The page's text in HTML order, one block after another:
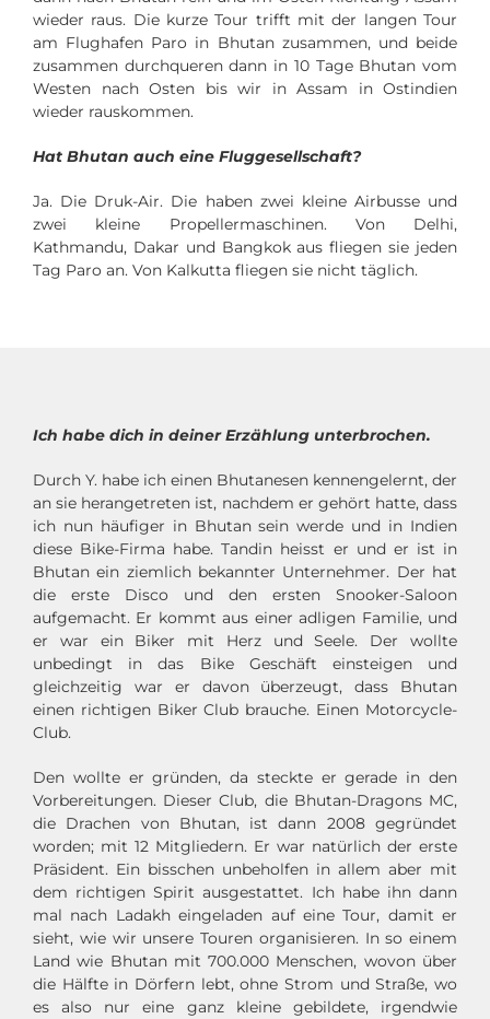
wieder raus. Die kurze Tour trifft mit der langen Tour
am Flughafen Paro in Bhutan zusammen, und beide
zusammen durchqueren dann in 10 Tage Bhutan vom
Westen nach Osten bis wir in Assam in Ostindien
wieder rauskommen.
Hat Bhutan auch eine Fluggesellschaft?
Ja. Die Druk-Air. Die haben zwei kleine Airbusse und
zwei kleine Propellermaschinen. Von Delhi,
Kathmandu, Dakar und Bangkok aus fliegen sie jeden
Tag Paro an. Von Kalkutta fliegen sie nicht täglich.
Ich habe dich in deiner Erzählung unterbrochen.
Durch Y. habe ich einen Bhutanesen kennengelernt, der
an sie herangetreten ist, nachdem er gehört hatte, dass
ich nun häufiger in Bhutan sein werde und in Indien
diese Bike-Firma habe. Tandin heisst er und er ist in
Bhutan ein ziemlich bekannter Unternehmer. Der hat
die erste Disco und den ersten Snooker-Saloon
aufgemacht. Er kommt aus einer adligen Familie, und
er war ein Biker mit Herz und Seele. Der wollte
unbedingt in das Bike Geschäft einsteigen und
gleichzeitig war er davon überzeugt, dass Bhutan
einen richtigen Biker Club brauche. Einen Motorcycle-
Club.
Den wollte er gründen, da steckte er gerade in den
Vorbereitungen. Dieser Club, die Bhutan-Dragons MC,
die Drachen von Bhutan, ist dann 2008 gegründet
worden; mit 12 Mitgliedern. Er war natürlich der erste
Präsident. Ein bisschen unbeholfen in allem aber mit
dem richtigen Spirit ausgestattet. Ich habe ihn dann
mal nach Ladakh eingeladen auf eine Tour, damit er
sieht, wie wir unsere Touren organisieren. In so einem
Land wie Bhutan mit 700.000 Menschen, wovon über
die Hälfte in Dörfern lebt, ohne Strom und Straße, wo
es also nur eine ganz kleine gebildete, irgendwie